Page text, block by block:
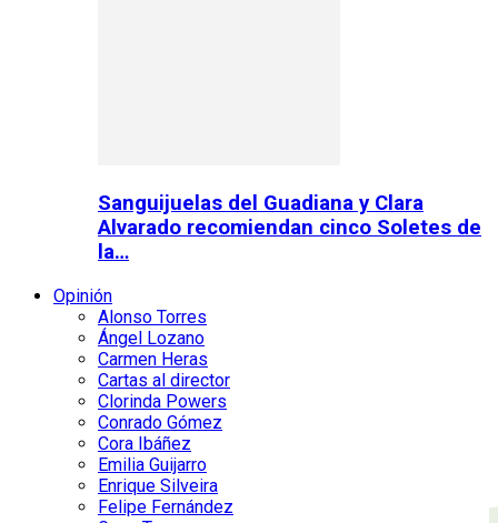
Sanguijuelas del Guadiana y Clara
Alvarado recomiendan cinco Soletes de
la…
Opinión
Alonso Torres
Ángel Lozano
Carmen Heras
Cartas al director
Clorinda Powers
Conrado Gómez
Cora Ibáñez
Emilia Guijarro
Enrique Silveira
Felipe Fernández